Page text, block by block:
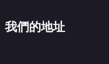
我們的地址